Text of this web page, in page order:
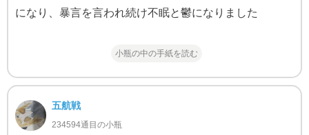
になり、暴言を言われ続け不眠と鬱になりました
小瓶の中の手紙を読む
五航戦
234594通目の小瓶